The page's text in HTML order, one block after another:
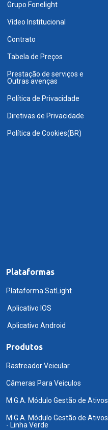
Grupo Fonelight
Vídeo Institucional
Contrato
Tabela de Preços
Prestação de serviços e
Outras avenças
Política de Privacidade
Diretivas de Privacidade
Política de Cookies(BR)
Plataformas
Plataforma SatLight
Aplicativo IOS
Aplicativo Android
Produtos
Rastreador Veicular
Câmeras Para Veiculos
M.G.A. Módulo Gestão de Ativos
M.G.A. Módulo Gestão de Ativos
- Linha Verde